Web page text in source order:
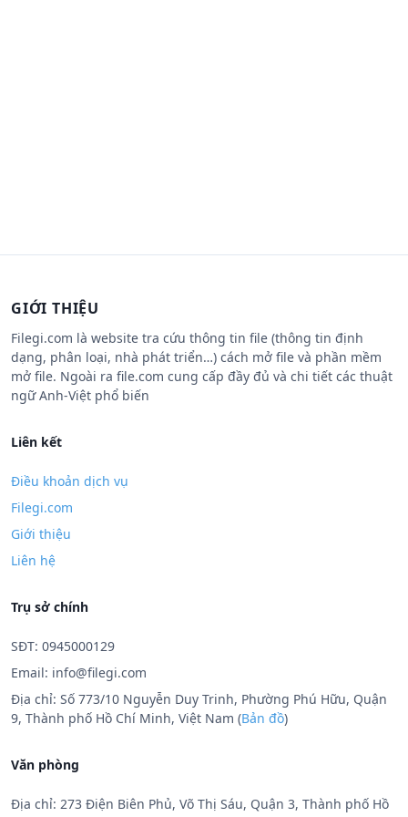
GIỚI THIỆU
Filegi.com là website tra cứu thông tin file (thông tin định
dạng, phân loại, nhà phát triển…) cách mở file và phần mềm
mở file. Ngoài ra file.com cung cấp đầy đủ và chi tiết các thuật
ngữ Anh-Việt phổ biến
Liên kết
Điều khoản dịch vụ
Filegi.com
Giới thiệu
Liên hệ
Trụ sở chính
SĐT: 0945000129
Email: info@filegi.com
Địa chỉ: Số 773/10 Nguyễn Duy Trinh, Phường Phú Hữu, Quận
9, Thành phố Hồ Chí Minh, Việt Nam (Bản đồ)
Văn phòng
Địa chỉ: 273 Điện Biên Phủ, Võ Thị Sáu, Quận 3, Thành phố Hồ